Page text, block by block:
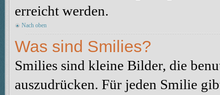
erreicht werden.
Nach oben
Was sind Smilies?
Smilies sind kleine Bilder, die
auszudrücken. Für jeden Smilie